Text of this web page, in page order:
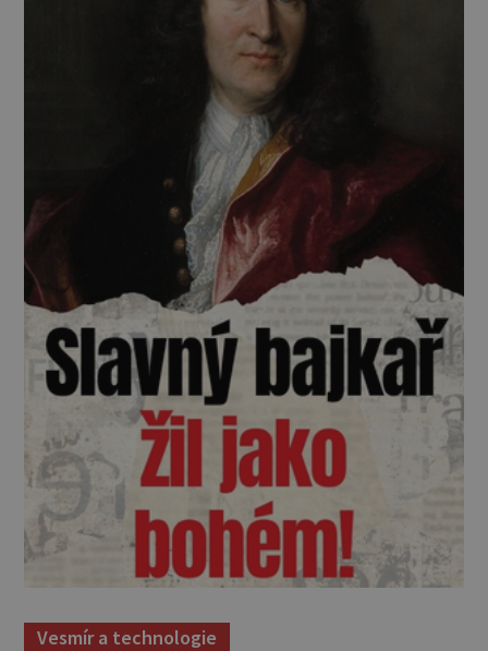
Vesmír a technologie